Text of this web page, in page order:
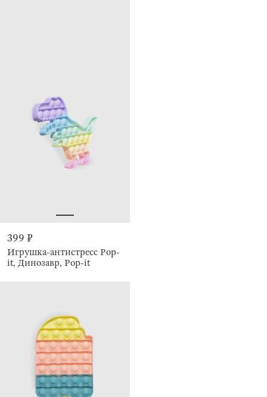
399 ₽
Игрушка-антистресс Pop-
it, Динозавр, Pop-it